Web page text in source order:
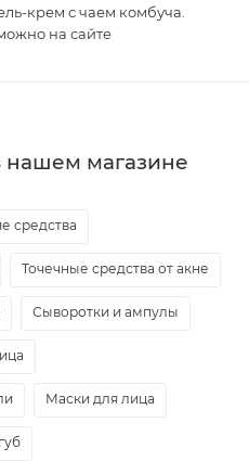
крем с чаем комбуча.
на сайте
нашем магазине
средства
Точечные средства от акне
Сыворотки и ампулы
Маски для лица